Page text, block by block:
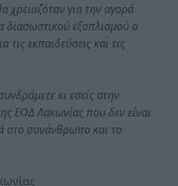
χρειαζόταν για την αγορά
διασωστικού εξοπλισμού ο
τις εκπαιδεύσεις και τις
κι εσείς στην
ΕΟΔ Λακωνίας που δεν είναι
στο συνάνθρωπο και το